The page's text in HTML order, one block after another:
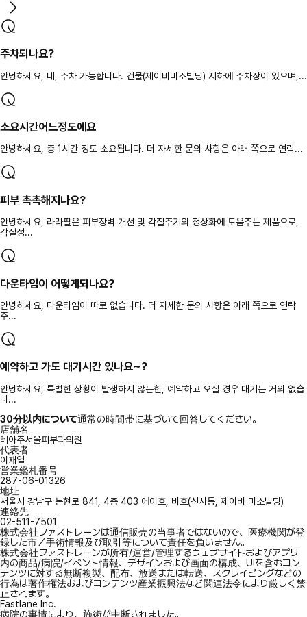
주차되나요?
안녕하세요, 네, 주차 가능합니다. 건물(제이비미소빌딩) 지하에 주차장이 있으며,...
소요시간어느정도에요
안녕하세요, 총 1시간 정도 소요됩니다. 더 자세한 문의 사항은 아래 쪽으로 연락...
피부 촉촉해지나요?
안녕하세요, 라라필은 피부장벽 개선 및 각질주기의 정상화에 도움주는 제품으로,
각질정...
다운타임이 어떻게되나요?
안녕하세요, 다운타임이 따로 없습니다. 더 자세한 문의 사항은 아래 쪽으로 연락
주...
예약하고 가도 대기시간 있나요~?
안녕하세요, 특별한 상황이 발생하지 않는한, 예약하고 오실 경우 대기는 거의 없습
니...
30分以内について通常の時間帯に基づいて回答してください。
店舗名
레아주서울피부과의원
代表者
이재열
営業鑑札番号
287-06-01326
地址
서울시 강남구 논현로 841, 4층 403 에이호, 비호(신사동, 제이비 미소빌딩)
連絡先
02-511-7501
株式会社ファストレーンは通信販売の当事者ではないので、医療機関が登
録した市／手術情報及び取引等について責任を負いません。
株式会社ファストレーンが所有/運営/管理するウェブサイトおよびアプリ
内の商品/病院/イベント情報、デザインおよび画面の構成、UIを含むコン
テンツに対する無断複製、配布、放送または転送、スクレイピングなどの
行為は著作権法およびコンテンツ産業振興法など関連法令により厳しく禁
止されます。
Fastlane Inc.
病院の事情により、施術が中断されました。